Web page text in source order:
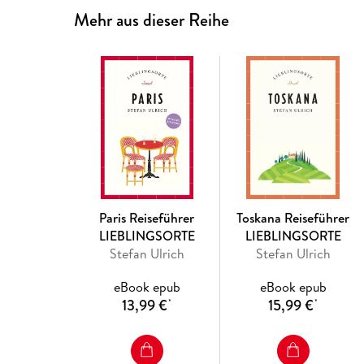
Mehr aus dieser Reihe
Paris Reiseführer
LIEBLINGSORTE
Stefan Ulrich
eBook epub
13,99 €*
Toskana Reiseführer
LIEBLINGSORTE
Stefan Ulrich
eBook epub
15,99 €*